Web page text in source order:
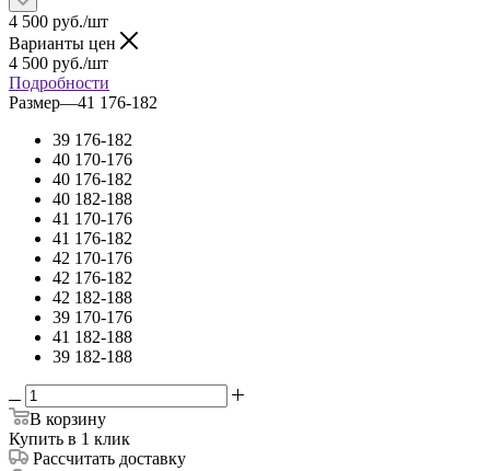
4 500 руб./шт
Варианты цен
4 500 руб./шт
Подробности
Размер—41 176-182
39 176-182
40 170-176
40 176-182
40 182-188
41 170-176
41 176-182
42 170-176
42 176-182
42 182-188
39 170-176
41 182-188
39 182-188
В корзину
Купить в 1 клик
Рассчитать доставку